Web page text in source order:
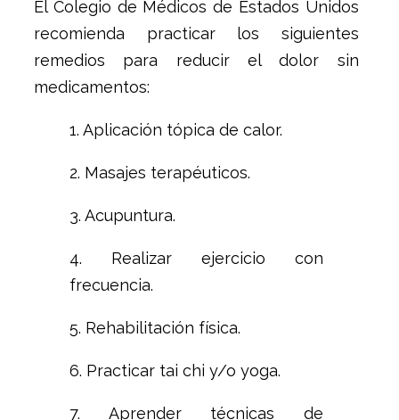
El Colegio de Médicos de Estados Unidos
recomienda practicar los siguientes
remedios para reducir el dolor sin
medicamentos:
1. Aplicación tópica de calor.
2. Masajes terapéuticos.
3. Acupuntura.
4. Realizar ejercicio con
frecuencia.
5. Rehabilitación física.
6. Practicar tai chi y/o yoga.
7. Aprender técnicas de